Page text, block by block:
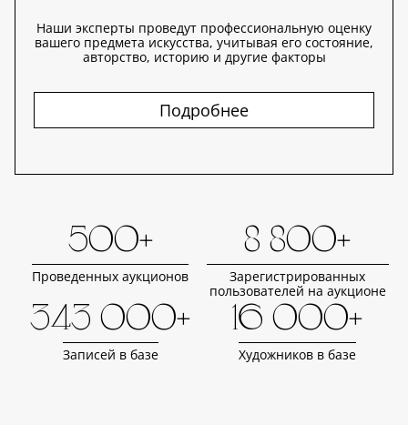
Наши эксперты проведут профессиональную оценку
вашего предмета искусства, учитывая его состояние,
авторство, историю и другие факторы
Подробнее
500+
Проведенных аукционов
8 800+
Зарегистрированных
пользователей на аукционе
343 000+
Записей в базе
16 000+
Художников в базе